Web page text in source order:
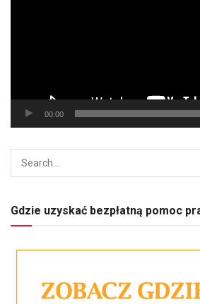
00:00
Gdzie uzyskać bezpłatną pomoc